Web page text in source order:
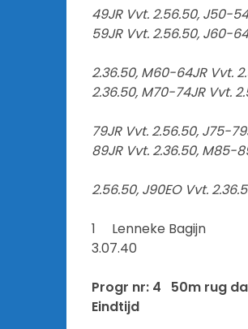
49JR Vvt. 2.56.50, J50-
59JR Vvt. 2.56.50, J60-
2.36.50, M60-64JR Vvt.
2.36.50, M70-74JR Vvt.
79JR Vvt. 2.56.50, J75-
89JR Vvt. 2.36.50, M85-
2.56.50, J90EO Vvt.
1 Lenneke
3.07.40
Progr nr: 4 50m rug
Eindtijd